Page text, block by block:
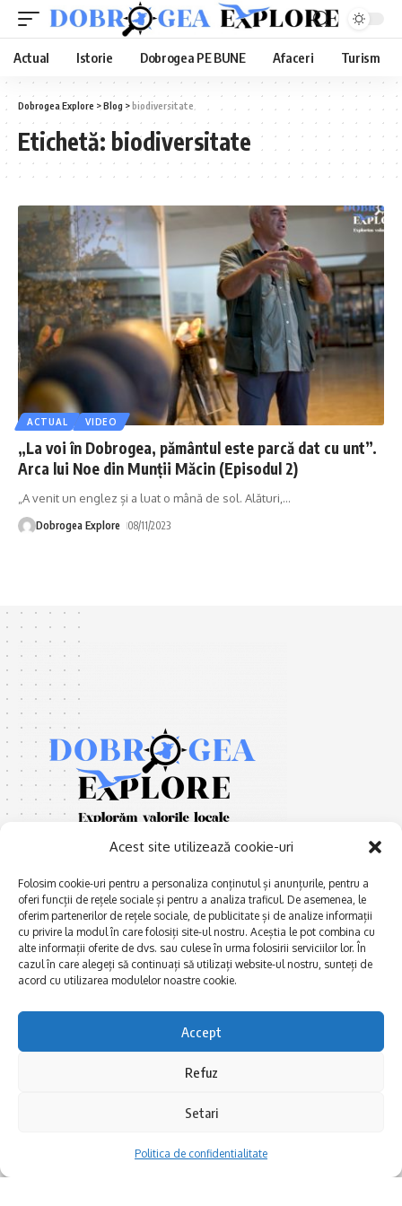
Acest site utilizează cookie-uri
Folosim cookie-uri pentru a personaliza conținutul și anunțurile, pentru a
oferi funcții de rețele sociale și pentru a analiza traficul. De asemenea, le
oferim partenerilor de rețele sociale, de publicitate și de analize informații
cu privire la modul în care folosiți site-ul nostru. Aceștia le pot combina cu
alte informații oferite de dvs. sau culese în urma folosirii serviciilor lor. În
cazul în care alegeți să continuați să utilizați website-ul nostru, sunteți de
acord cu utilizarea modulelor noastre cookie.
Accept
Refuz
Setari
Politica de confidentialitate
Actual Istorie Dobrogea PE BUNE Afaceri Turism
Dobrogea Explore >Blog >biodiversitate
Etichetă: biodiversitate
ACTUAL VIDEO
„La voi în Dobrogea, pământul este parcă dat cu unt”.
Arca lui Noe din Munții Măcin (Episodul 2)
„A venit un englez și a luat o mână de sol. Alături, …
Dobrogea Explore 08/11/2023
E xplorăm Dobrogea,
Explorăm valorile locale:
Deltă, Litoral, cele mai mari
lacuri, cele mai vechi orașe,
multe etnii, CELE MAI
Afaceri și meșteșuguri
Actualitate
La Drum cu Ada